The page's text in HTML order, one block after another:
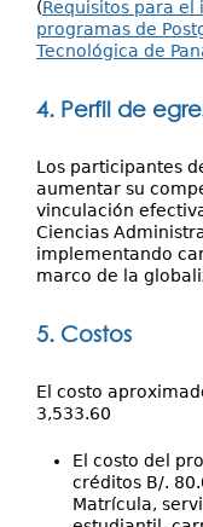
(Requisitos para
programas de
Tecnológica de
4. Perfil de
Los participantes
aumentar su
vinculación
Ciencias
implementando
marco de la
5. Costos
El costo
3,533.60
El costo del
créditos B/.
Matrícula,